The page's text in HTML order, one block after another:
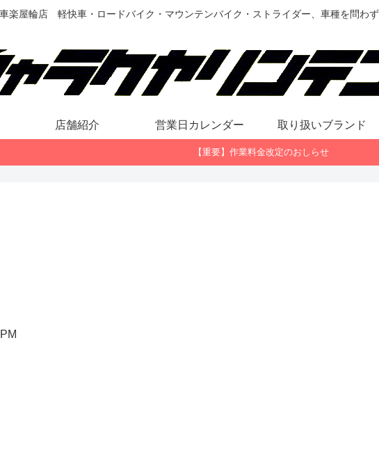
楽屋輪店 軽快車・ロードバイク・マウンテンバイク・ストライダー、車種を問わ
店舗紹介 営業日カレンダー 取り扱いブランド
【重要】作業料金改定のおしらせ